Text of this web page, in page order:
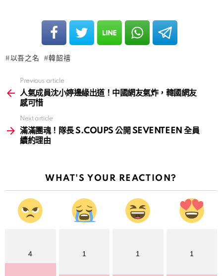
以吾之名 韓韶禧
more
Previous article
人氣成員沈小婷邊緣出道！中國網友氣炸，韓國網友
感可惜
Next article
滿滿團魂！隊長 S.COUPS 公開 SEVENTEEN 全員
續約理由
WHAT'S YOUR REACTION?
4 1 1 1